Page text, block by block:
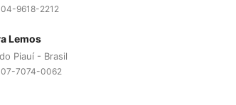
9618-2212
Lemos
Piauí - Brasil
7074-0062